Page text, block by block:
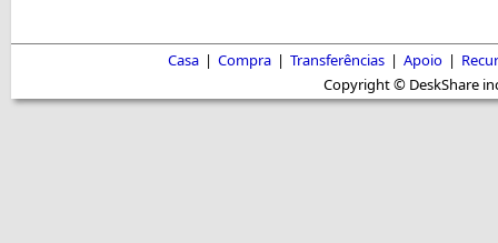
Casa | Compra | Transferências | Apoio |
Copyright © DeskShare